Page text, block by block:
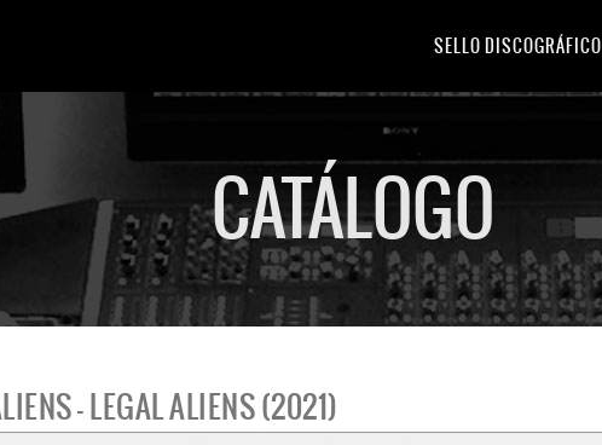
SELLO DISCOGRÁFICO
CATÁLOGO
- LEGAL ALIENS (2021)